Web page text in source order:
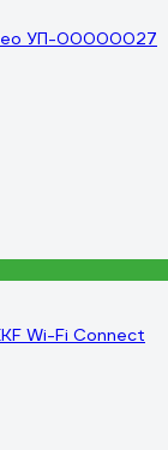
УП-00000027
Wi-Fi Connect